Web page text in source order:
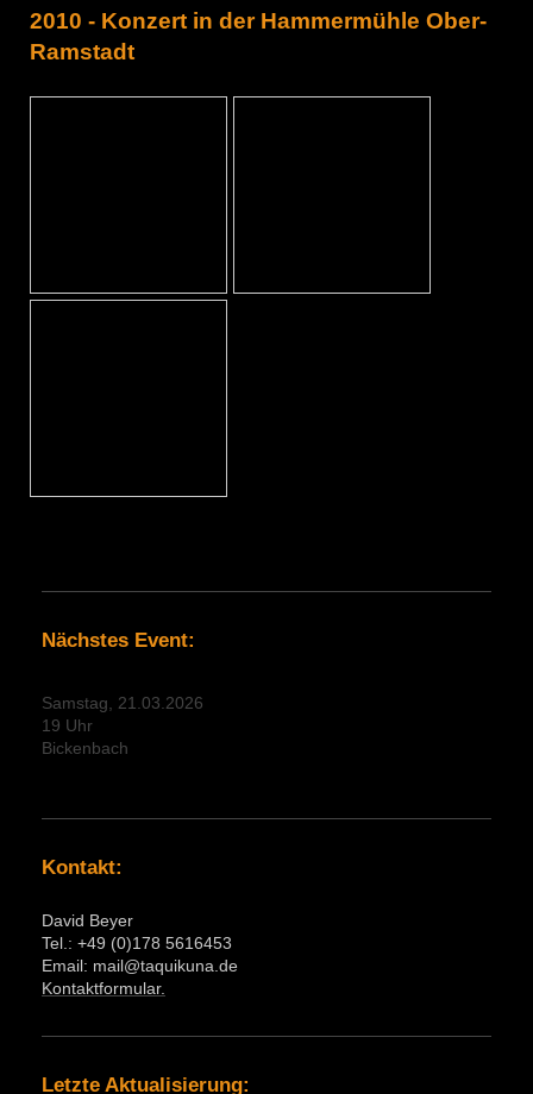
2010 - Konzert in der Hammermühle Ober-
Ramstadt
Nächstes Event:
Samstag, 21.03.2026
19 Uhr
Bickenbach
Kontakt:
David Beyer
Tel.: +49 (0)178 5616453
Email: mail@taquikuna.de
Kontaktformular.
Letzte Aktualisierung: